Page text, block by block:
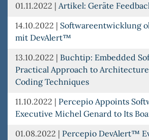
01.11.2022 | Artikel: Geräte
14.10.2022 | Softwareentwicklung
mit DevAlert™
13.10.2022 | Buchtip: Embedded
Practical Approach to
Coding Techniques
11.10.2022 | Percepio Appoints
Executive Michel Genard to Its
01.08.2022 | Percepio DevAlert™